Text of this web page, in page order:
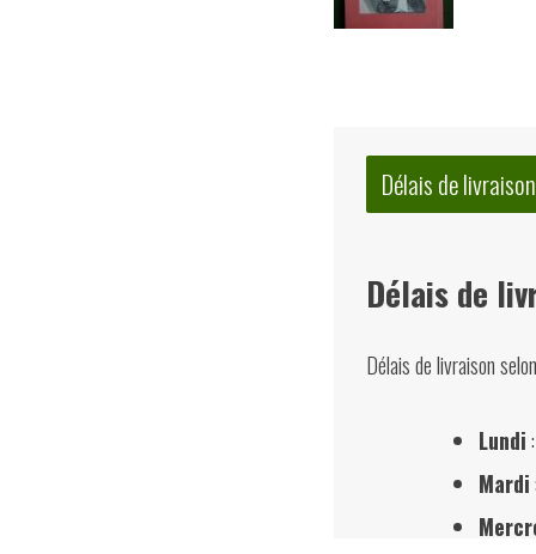
Délais de livraison
Délais de
Délais de livraison
Lundi
Mardi